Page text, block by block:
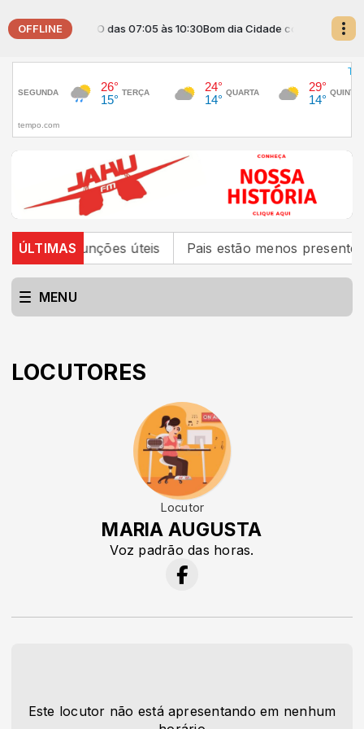
OFFLINE
com JAHUZINHO das 07:05 às 10:30Bom dia Cidade com
ÚLTIMAS
outras funções úteis Pais estão menos
MENU
LOCUTORES
Locutor
MARIA AUGUSTA
Voz padrão das horas.
Este locutor não está apresentando em nenhum